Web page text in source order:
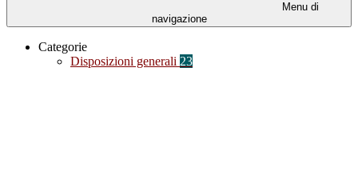
Menu di
navigazione
Categorie
Disposizioni generali 23